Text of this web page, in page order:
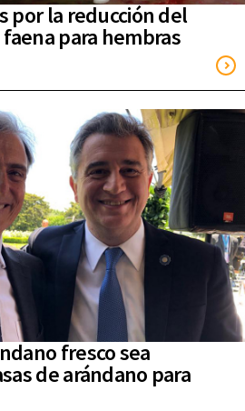
por la reducción del
para hembras
fresco sea
de arándano para